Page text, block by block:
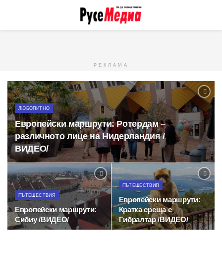
РЕКЛАМА
ЛЮБОПИТНО
Европейски маршрути: Ротердам –
различното лице на Нидерландия /
ВИДЕО/
ПЪТЕШЕСТВИЯ
Европейски маршрути:
Сибиу /ВИДЕО/
ПЪТЕШЕСТВИЯ
Европейски маршрути:
Кратка среща с
Гибралтар /ВИДЕО/